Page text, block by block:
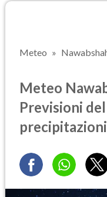
Meteo
Meteo
Previsioni